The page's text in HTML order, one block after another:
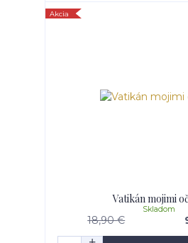
Akcia
Vatikán mojimi
18,90 €
Skladom